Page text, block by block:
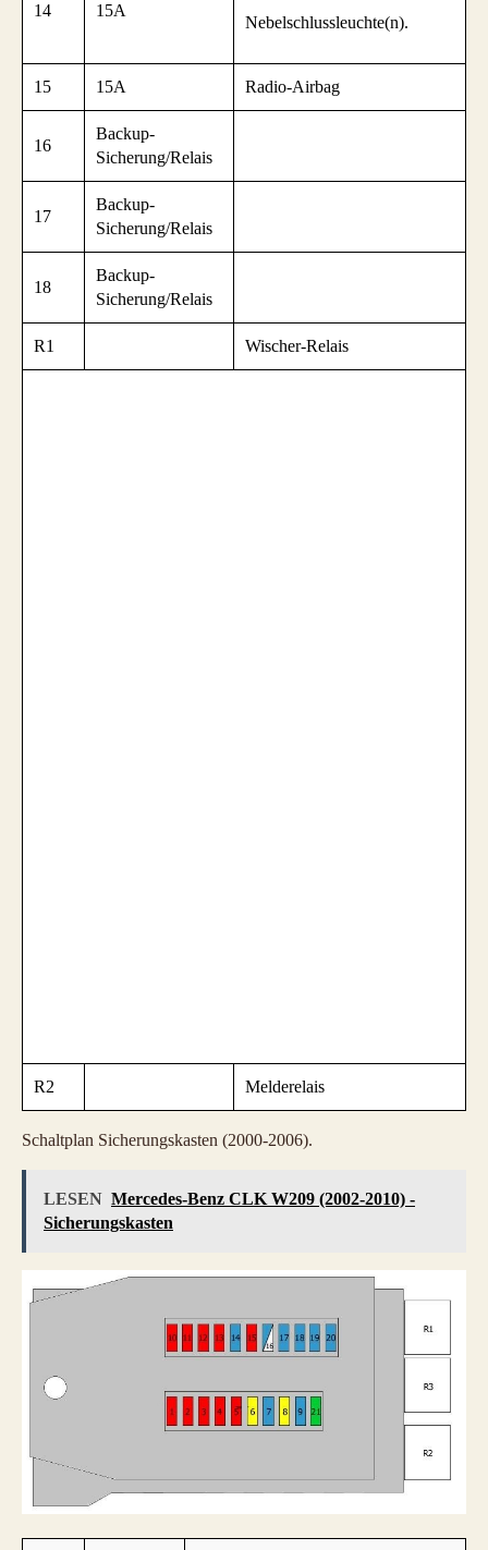
14 15A
Nebelschlussleuchte(n).
15 15A Radio-Airbag
16
Backup-
Sicherung/Relais
17
Backup-
Sicherung/Relais
18
Backup-
Sicherung/Relais
R1 Wischer-Relais
R2 Melderelais
Schaltplan Sicherungskasten (2000-2006).
LESEN Mercedes-Benz CLK W209 (2002-2010) -
Sicherungskasten